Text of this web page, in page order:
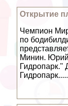
Открытие
Чемпион
по
Минин. Юрий
Гидропарк."